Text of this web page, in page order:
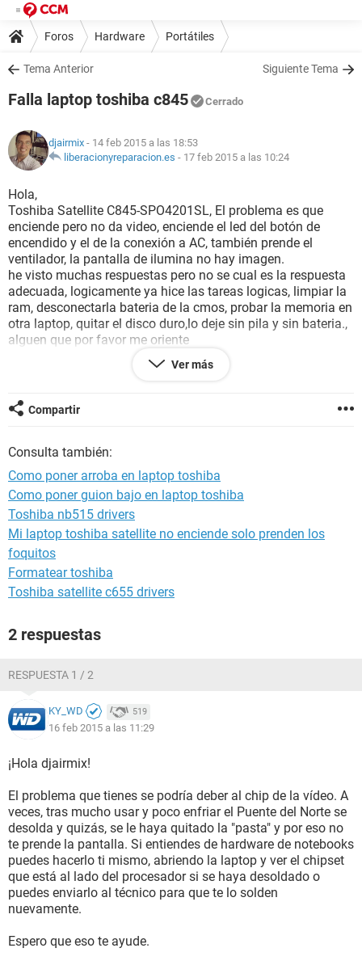
Foros Hardware Portátiles
Tema Anterior Siguiente Tema
Falla laptop toshiba c845 Cerrado
djairmix - 14 feb 2015 a las 18:53
liberacionyreparacion.es - 17 feb 2015 a las 10:24
Hola,
Toshiba Satellite C845-SPO4201SL, El problema es que
enciende pero no da video, enciende el led del botón de
encendido y el de la conexión a AC, también prende el
ventilador, la pantalla de ilumina no hay imagen.
he visto muchas respuestas pero no se cual es la respuesta
adecuada, logicamente ya hice las tareas logicas, limpiar la
ram, desconectarla bateria de la cmos, probar la memoria en
otra laptop, quitar el disco duro,lo deje sin pila y sin bateria.,
alguen que por favor me oriente
DJAIRMIX
Ver más
Compartir
Consulta también:
Como poner arroba en laptop toshiba
Como poner guion bajo en laptop toshiba
Toshiba nb515 drivers
Mi laptop toshiba satellite no enciende solo prenden los
foquitos
Formatear toshiba
Toshiba satellite c655 drivers
2 respuestas
RESPUESTA 1 / 2
KY_WD 519
16 feb 2015 a las 11:29
¡Hola djairmix!
El problema que tienes se podría deber al chip de la vídeo. A
veces, tras mucho usar y poco enfriar el Puente del Norte se
desolda y quizás, se le haya quitado la "pasta" y por eso no
te prende la pantalla. Si entiendes de hardware de notebooks
puedes hacerlo ti mismo, abriendo la laptop y ver el chipset
que está al lado del procesador si se haya desoldado o
puedes enviarlo al técnico para que te lo solden
nuevamente.
Espero que eso te ayude.